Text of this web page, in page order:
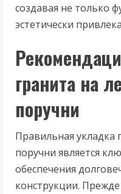
создавая не только
эстетически
гранита на
поручни
Правильная укладка
поручни является
обеспечения
конструкции.